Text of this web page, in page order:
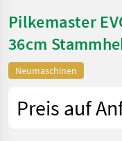
Pilkemaster
36cm
Neumaschinen
Preis auf